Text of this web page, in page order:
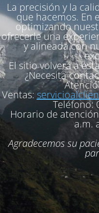
La precisión y la
que hacemos. En
optimizando
ofrecerle una
y alineada con
El sitio volverá a
¿Necesita
Ventas:
Teléfono:
Horario de
a.m.
Agradecemos su